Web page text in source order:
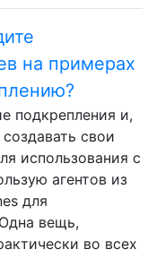
на примерах
подкрепления и,
свои
использования с
агентов из
для
вещь,
во всех